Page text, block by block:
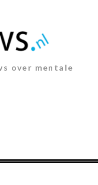
over mentale